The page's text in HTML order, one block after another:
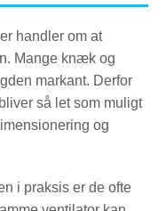
handler om at
Mange knæk og
markant. Derfor
så let som muligt
og
i praksis er de ofte